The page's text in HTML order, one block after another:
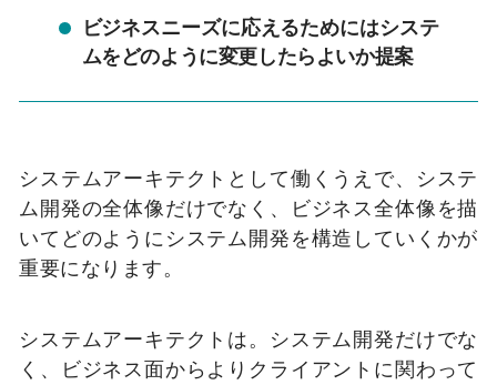
ビジネスニーズに応えるためにはシステ
ムをどのように変更したらよいか提案
システムアーキテクトとして働くうえで、システ
ム開発の全体像だけでなく、ビジネス全体像を描
いてどのようにシステム開発を構造していくかが
重要になります。
システムアーキテクトは。システム開発だけでな
く、ビジネス面からよりクライアントに関わって